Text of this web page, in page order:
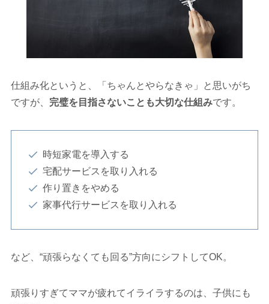
仕組み化というと、「ちゃんとやらなきゃ」と思いがち
ですが、 完璧を目指さないことも大切な仕組みです。
時短家電を導入する
宅配サービスを取り入れる
作り置きをやめる
家事代行サービスを取り入れる
など、“頑張らなくても回る”方向にシフトしてOK。
頑張りすぎてママが疲れてイライラするのは、子供にも